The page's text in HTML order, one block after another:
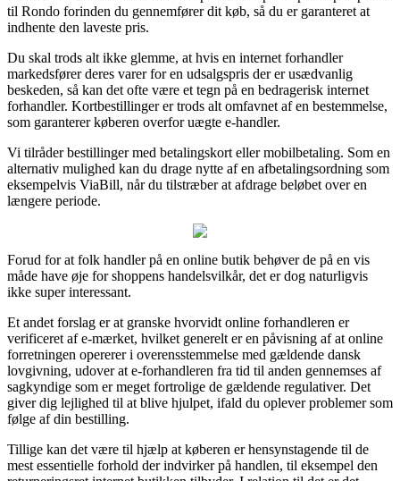
til Rondo forinden du gennemfører dit køb, så du er garanteret at
indhente den laveste pris.
Du skal trods alt ikke glemme, at hvis en internet forhandler
markedsfører deres varer for en udsalgspris der er usædvanlig
beskeden, så kan det ofte være et tegn på en bedragerisk internet
forhandler. Kortbestillinger er trods alt omfavnet af en bestemmelse,
som garanterer køberen overfor uægte e-handler.
Vi tilråder bestillinger med betalingskort eller mobilbetaling. Som en
alternativ mulighed kan du drage nytte af en afbetalingsordning som
eksempelvis ViaBill, når du tilstræber at afdrage beløbet over en
længere periode.
Forud for at folk handler på en online butik behøver de på en vis
måde have øje for shoppens handelsvilkår, det er dog naturligvis
ikke super interessant.
Et andet forslag er at granske hvorvidt online forhandleren er
verificeret af e-mærket, hvilket generelt er en påvisning af at online
forretningen opererer i overensstemmelse med gældende dansk
lovgivning, udover at e-forhandleren fra tid til anden gennemses af
sagkyndige som er meget fortrolige de gældende regulativer. Det
giver dig lejlighed til at blive hjulpet, ifald du oplever problemer som
følge af din bestilling.
Tillige kan det være til hjælp at køberen er hensynstagende til de
mest essentielle forhold der indvirker på handlen, til eksempel den